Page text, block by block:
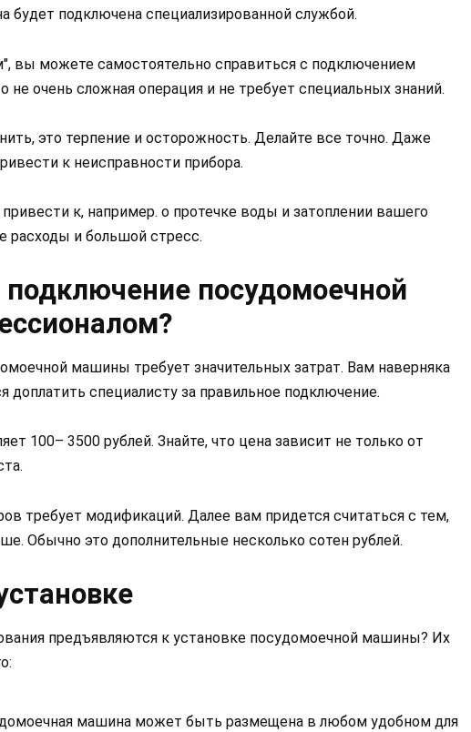
будет подключена специализированной службой.
вы можете самостоятельно справиться с подключением
очень сложная операция и не требует специальных знаний.
это терпение и осторожность. Делайте все точно. Даже
к неисправности прибора.
к, например. о протечке воды и затоплении вашего
расходы и большой стресс.
подключение посудомоечной
машины требует значительных затрат. Вам наверняка
доплатить специалисту за правильное подключение.
100– 3500 рублей. Знайте, что цена зависит не только от
требует модификаций. Далее вам придется считаться с тем,
Обычно это дополнительные несколько сотен рублей.
предъявляются к установке посудомоечной машины? Их
машина может быть размещена в любом удобном для